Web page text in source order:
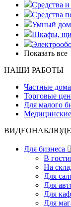
Средства
Средства
Умный дом
Шкафы,
Показать все
НАШИ РАБОТЫ
Частные дома
Торговые
Для малого
Для бизнеса 
В
На
Для
Для
Для
Для